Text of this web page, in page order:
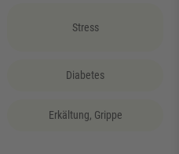
Stress
Diabetes
Erkältung, Grippe